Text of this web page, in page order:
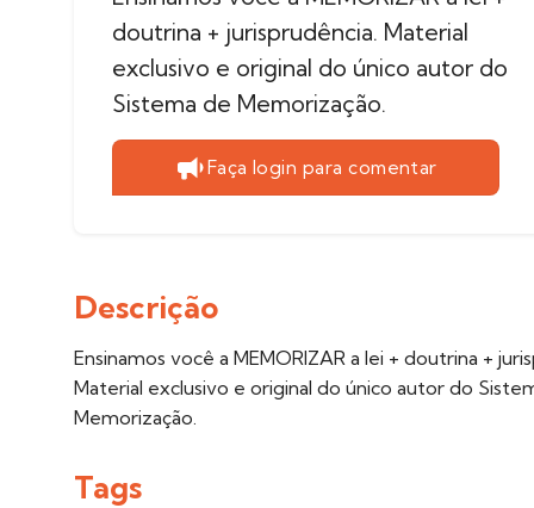
doutrina + jurisprudência. Material
exclusivo e original do único autor do
Sistema de Memorização.
Faça login para comentar
Descrição
Ensinamos você a MEMORIZAR a lei + doutrina +
Material exclusivo e original do único autor do
Memorização.
Tags